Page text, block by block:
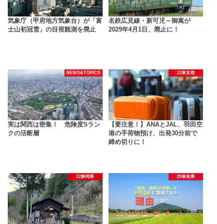
気象庁（甲府地方気象台）が「富
士山初冠雪」の目視観測を廃止
名鉄広見線・新可児～御嵩が
2029年4月1日、廃止に！
NEWS&TOPICS
実は関西は密集！ 危険度Sラン
クの活断層
13東京都
【要注意！】ANAとJAL、羽田空
港の手荷物預け、出発30分前で
締め切りに！
22静岡県 29奈良県